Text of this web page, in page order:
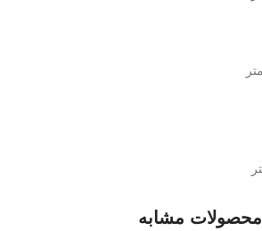
محصولات مشابه